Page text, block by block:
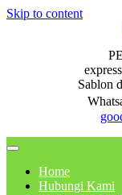
Skip to content
Sablon
Home
Hubungi Kami